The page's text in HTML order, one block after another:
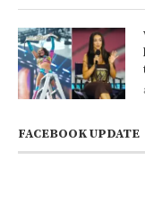
FACEBOOK UPDATE